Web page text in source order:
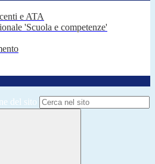
e ATA
'Scuola e competenze'
del sito